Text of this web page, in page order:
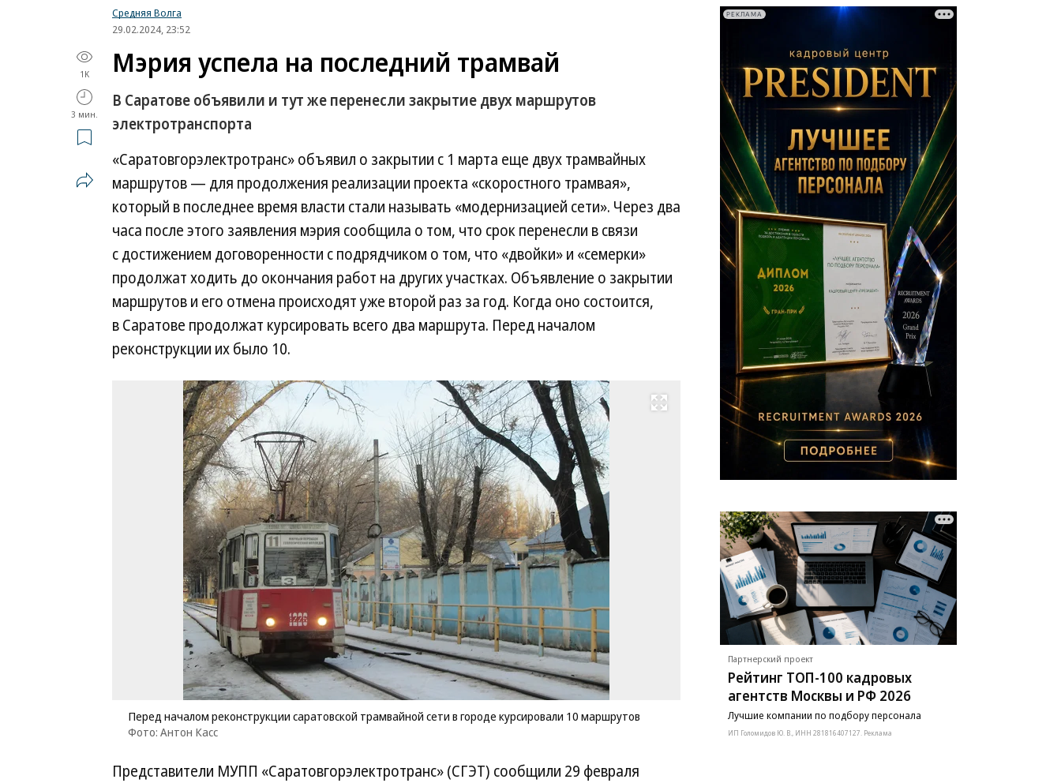
Средняя Волга
29.02.2024, 23:52
1K
3 мин.
Мэрия успела на последний трамвай
В Саратове объявили и тут же перенесли закрытие двух маршрутов
электротранспорта
«Саратовгорэлектротранс» объявил о закрытии с 1 марта еще двух трамвайных
маршрутов — для продолжения реализации проекта «скоростного трамвая»,
который в последнее время власти стали называть «модернизацией сети». Через два
часа после этого заявления мэрия сообщила о том, что срок перенесли в связи
с достижением договоренности с подрядчиком о том, что «двойки» и «семерки»
продолжат ходить до окончания работ на других участках. Объявление о закрытии
маршрутов и его отмена происходят уже второй раз за год. Когда оно состоится,
в Саратове продолжат курсировать всего два маршрута. Перед началом
реконструкции их было 10.
Развернуть на весь экран
Перед началом реконструкции саратовской трамвайной сети в городе курсировали 10 маршрутов
Фото: Антон Касс
Перед
в городе
курсировали
10 маршрутов
Фото:
Антон
Представители МУПП «Саратовгорэлектротранс» (СГЭТ) сообщили 29 февраля
РЕКЛАМА
Партнерский проект
Рейтинг ТОП-100 кадровых
агентств Москвы и РФ 2026
Лучшие компании по подбору персонала
ИП Голомидов Ю. В., ИНН 281816407127. Реклама